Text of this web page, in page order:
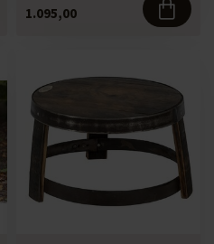
1.095,00